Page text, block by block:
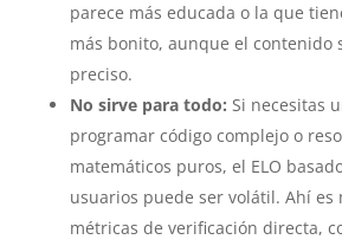
parece más educada o la que
más bonito, aunque el contenido
preciso.
No sirve para todo: Si necesitas
programar código complejo o
matemáticos puros, el ELO
usuarios puede ser volátil. Ahí es
métricas de verificación directa,